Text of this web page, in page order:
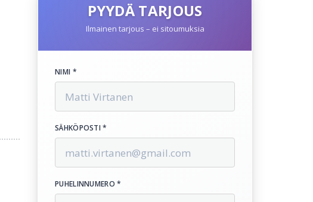
PYYDÄ TARJOUS
Ilmainen tarjous – ei sitoumuksia
NIMI *
SÄHKÖPOSTI *
PUHELINNUMERO *